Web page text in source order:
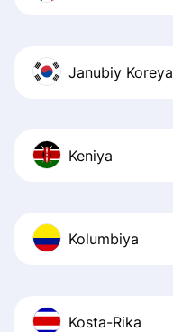
Janubiy Koreya
Keniya
Kolumbiya
Kosta-Rika